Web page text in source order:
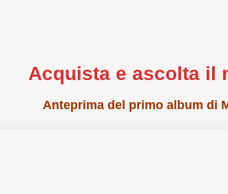
Acquista e ascolta il
Anteprima del primo album di